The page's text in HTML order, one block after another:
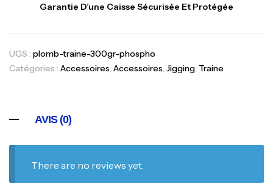
Garantie D’une Caisse Sécurisée Et Protégée
UGS : plomb-traine-300gr-phospho
Catégories : Accessoires, Accessoires, Jigging, Traine
AVIS (0)
There are no reviews yet.